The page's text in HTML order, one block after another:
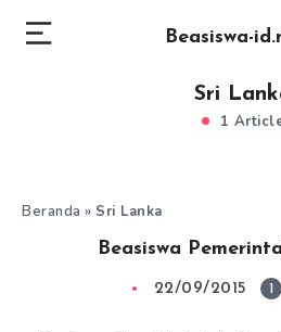
Beasiswa-
Sri
1
Beranda » Sri Lanka
Beasiswa
22/09/2015 1